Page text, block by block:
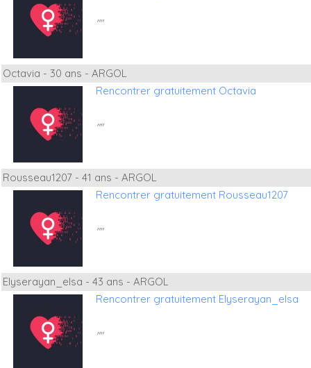
""
Octavia - 30 ans - ARGOL
Rencontrer gratuitement Octavia
""
Rousseau1207 - 41 ans - ARGOL
Rencontrer gratuitement Rousseau1207
""
Elyserayan_elsa - 43 ans - ARGOL
Rencontrer gratuitement Elyserayan_elsa
""